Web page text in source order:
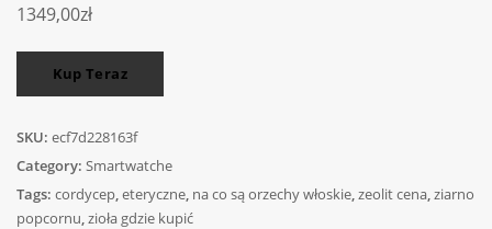
1349,00zł
Kup Teraz
SKU: ecf7d228163f
Category: Smartwatche
Tags: cordycep,eteryczne, na co są orzechy włoskie,zeolit cena,ziarno
popcornu,zioła gdzie kupić